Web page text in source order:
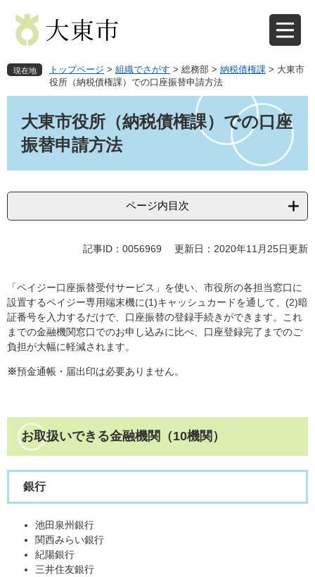
先
で
を
ば
へ
現在地 トップページ > 組織でさがす > 総務部 > 納税債権課 > 大東市
役所（納税債権課）での口座振替申請方法
大東市役所（納税債権課）での口座
振替申請方法
ページ内目次
記事ID：0056969 更新日：2020年11月25日更新
「ペイジー口座振替受付サービス」を使い、市役所の各担当窓口に
設置するペイジー専用端末機に(1)キャッシュカードを通して、(2)暗
証番号を入力するだけで、口座振替の登録手続きができます。これ
までの金融機関窓口でのお申し込みに比べ、口座登録完了までのご
負担が大幅に軽減されます。
※預金通帳・届出印は必要ありません。
お取扱いできる金融機関（10機関）
銀行
池田泉州銀行
関西みらい銀行
紀陽銀行
三井住友銀行